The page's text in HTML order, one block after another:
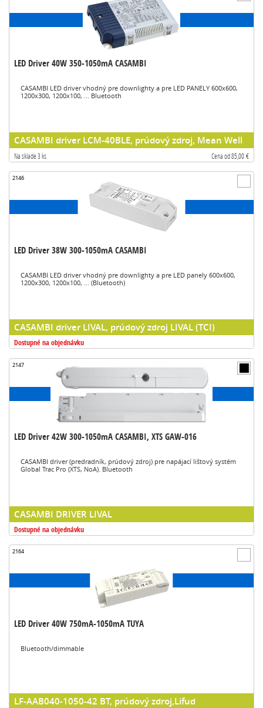
LED Driver 40W 350-1050mA CASAMBI
CASAMBI LED driver vhodný pre downlighty a pre LED PANELY 600x600,
1200x300, 1200x100, ... Bluetooth
CASAMBI driver LCM-40BLE, prúdový zdroj, Mean Well
Na sklade 3 ks Cena od 85,00 €
2146
LED Driver 38W 300-1050mA CASAMBI
CASAMBI LED driver vhodný pre downlighty a pre LED panely 600x600,
1200x300, 1200x100, ... (Bluetooth)
CASAMBI driver LIVAL, prúdový zdroj LIVAL (TCI)
Dostupné na objednávku
2147
LED Driver 42W 300-1050mA CASAMBI, XTS GAW-016
CASAMBI driver (predradník, prúdový zdroj) pre napájací lištový systém
Global Trac Pro (XTS, NoA). Bluetooth
CASAMBI DRIVER LIVAL
Dostupné na objednávku
2164
LED Driver 40W 750mA-1050mA TUYA
Bluetooth/dimmable
LF-AAB040-1050-42 BT, prúdový zdroj,Lifud